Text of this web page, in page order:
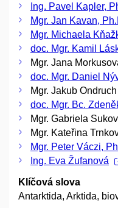
Ing. Pavel Kapler,
Mgr. Jan Kavan,
Mgr. Michaela
doc. Mgr. Kamil
Mgr. Jana
doc. Mgr. Daniel
Mgr. Jakub Ondruch
doc. Mgr. Bc.
Mgr. Gabriela
Mgr. Kateřina
Mgr. Peter Váczi,
Ing. Eva Žufanová
Klíčová slova
Antarktida, Arktida,